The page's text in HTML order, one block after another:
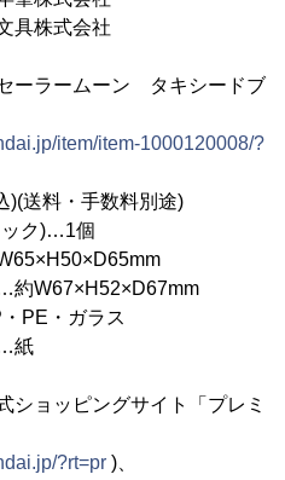
具株式会社
ラームーン タキシードブ
item/item-1000120008/?
料・手数料別途)
ック)…1個
PE・ガラス
ショッピングサイト「プレミ
?rt=pr )、